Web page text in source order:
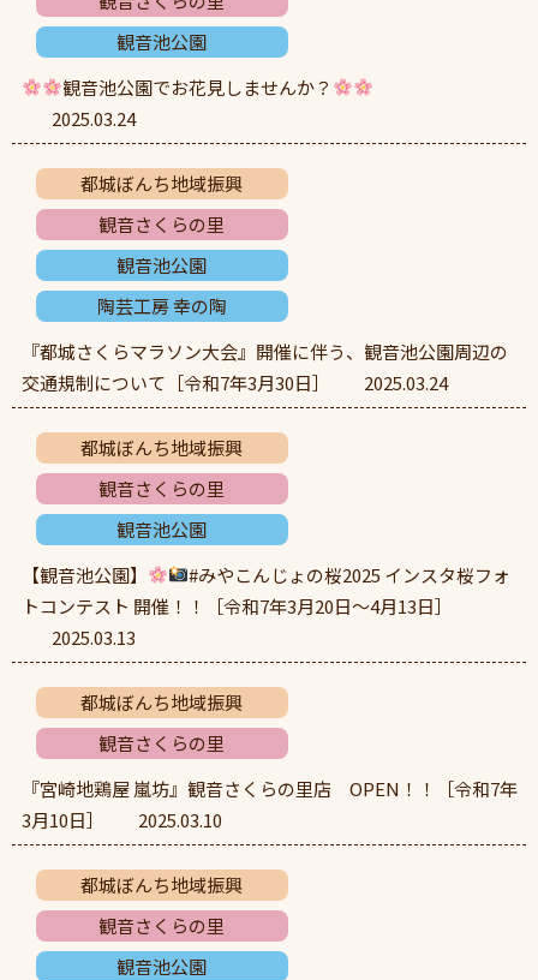
観音池公園
観音池公園でお花見しませんか？
2025.03.24
都城ぼんち地域振興
観音さくらの里
観音池公園
陶芸工房 幸の陶
『都城さくらマラソン大会』開催に伴う、観音池公園周辺の
交通規制について［令和7年3月30日］
2025.03.24
都城ぼんち地域振興
観音さくらの里
観音池公園
【観音池公園】
#みやこんじょの桜2025 インスタ桜フォ
トコンテスト 開催！！［令和7年3月20日～4月13日］
2025.03.13
都城ぼんち地域振興
観音さくらの里
『宮崎地鶏屋 嵐坊』観音さくらの里店 OPEN！！［令和7年
3月10日］
2025.03.10
都城ぼんち地域振興
観音さくらの里
観音池公園